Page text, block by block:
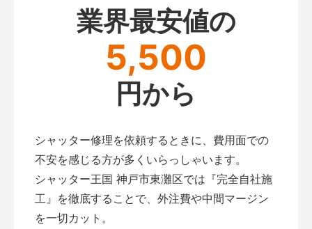
業界最安値の
5,500
円から
シャッター修理を依頼するときに、費用面での
不安を感じる方が多くいらっしゃいます。
シャッター王国 神戸市東灘区では『完全自社施
工』を徹底することで、外注費や中間マージン
を一切カット。